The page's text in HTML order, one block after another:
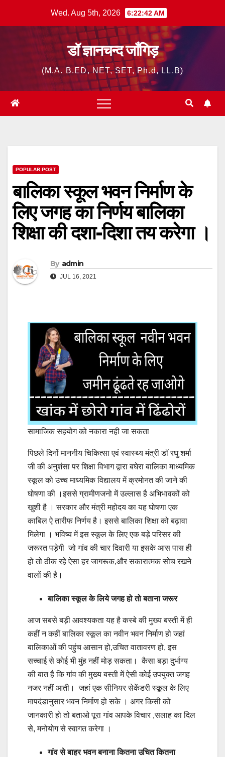
Wed. Aug 5th, 2026 6:22:43 AM
डॉ ज्ञानचन्द जाँगिड़
(M.A. B.ED, NET, SET, Ph.d, LL.B)
POPULAR POST
बालिका स्कूल भवन निर्माण के
लिए जगह का निर्णय बालिका
शिक्षा की दशा-दिशा तय करेगा ।
By admin
JUL 16, 2021
सामाजिक सहयोग को नकारा नही जा सकता
पिछले दिनों माननीय चिकित्सा एवं स्वास्थ्य मंत्री डॉ रघु शर्मा
जी की अनुशंसा पर शिक्षा विभाग द्वारा बघेरा बालिका माध्यमिक
स्कूल को उच्च माध्यमिक विद्यालय में क्रमोनत की जाने की
घोषणा की ।इससे ग्रामीणजनो में उल्लास है अभिभावकों को
खुशी है । सरकार और मंत्री महोदय का यह घोषणा एक
काबिल ऐ तारीफ निर्णय है। इससे बालिका शिक्षा को बढ़ावा
मिलेगा । भविष्य में इस स्कूल के लिए एक बड़े परिसर की
जरूरत पड़ेगी जो गांव की चार दिवारी या इसके आस पास ही
हो तो ठीक रहे ऐसा हर जागरूक,और सकारात्मक सोच रखने
वालों की है।
बालिका स्कूल के लिये जगह हो तो बताना जरूर
आज सबसे बड़ी आवश्यकता यह है कस्बे की मुख्य बस्ती में ही
कहीं न कहीं बालिका स्कूल का नवीन भवन निर्माण हो जहां
बालिकाओं की पहुंच आसान हो,उचित वातावरण हो, इस
सच्चाई से कोई भी मुंह नहीं मोड़ सकता। कैसा बड़ा दुर्भाग्य
की बात है कि गांव की मुख्य बस्ती में ऐसी कोई उपयुक्त जगह
नजर नहीं आती। जहां एक सीनियर सेकेंडरी स्कूल के लिए
मापदंडानुसार भवन निर्माण हो सके । अगर किसी को
जानकारी हो तो बताओ पूरा गांव आपके विचार ,सलाह का दिल
से, मनोयोग से स्वागत करेगा ।
गांव से बाहर भवन बनाना कितना उचित कितना